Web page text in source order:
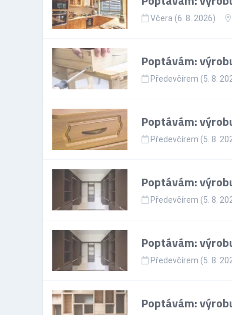
Včera (6. 8. 2026)
Poptávám:
Předevčírem (5. 8.
Poptávám:
Předevčírem (5. 8.
Poptávám:
Předevčírem (5. 8.
Poptávám:
Předevčírem (5. 8.
Poptávám: